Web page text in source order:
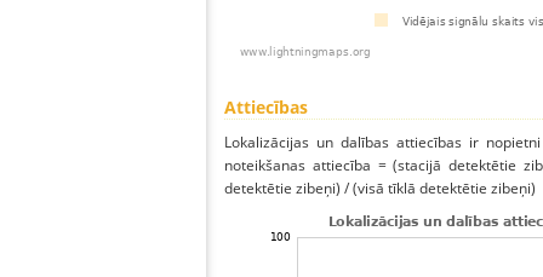
Attiecības
Lokalizācijas un dalības attiecības ir
noteikšanas attiecība = (stacijā detektētie
detektētie zibeņi) / (visā tīklā detektētie zibeņi)